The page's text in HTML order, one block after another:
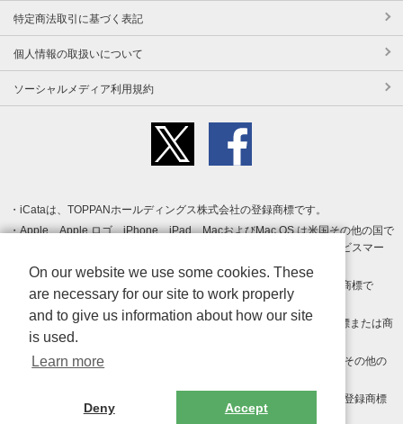
特定商法取引に基づく表記
個人情報の取扱いについて
ソーシャルメディア利用規約
iCataは、TOPPANホールディングス株式会社の登録商標です。
Apple、Apple ロゴ、iPhone、iPad、MacおよびMac OS は米国その他の国で
登録された Apple Inc. の商標です。App Store は Apple Inc. のサービスマー
クです。
Android、Google Play および Google Play ロゴ は Google LLC の商標で
す。
Windows は Microsoft Inc.の米国およびその他の国における登録商標または商
標です。
Adobe、Adobe Reader、Adobe PDF は、Adobe Inc.の米国およびその他の
その他、記載されている会社名、商品名、ロゴは各社の商標または登録商標
On our website we use some cookies. These
are necessary for our site to work properly
and to give us information about how our site
is used.
Learn more
Deny Accept